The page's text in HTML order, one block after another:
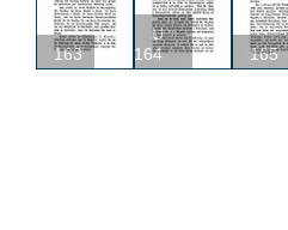
163
U
164
165